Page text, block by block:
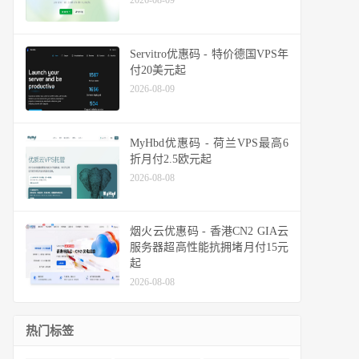
Servitro优惠码 - 特价德国VPS年
付20美元起
2026-08-09
MyHbd优惠码 - 荷兰VPS最高6
折月付2.5欧元起
2026-08-08
烟火云优惠码 - 香港CN2 GIA云
服务器超高性能抗拥堵月付15元
起
2026-08-08
热门标签